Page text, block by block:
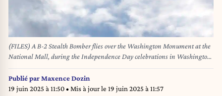
(FILES) A B-2 Stealth Bomber flies over the Washington Monument at the
National Mall, during the Independence Day celebrations in Washington
DC on July 4, 2020. A powerful American bunker-buster bomb, the only
one capable of destroying Iran's deeply buried nuclear facilities, is Donald
Trump's strategic weapon of choice should he decide to engage the US in
Publié parMaxence Dozin
19 juin 2025 à 11:50• Mis à jour le 19 juin 2025 à 11:57